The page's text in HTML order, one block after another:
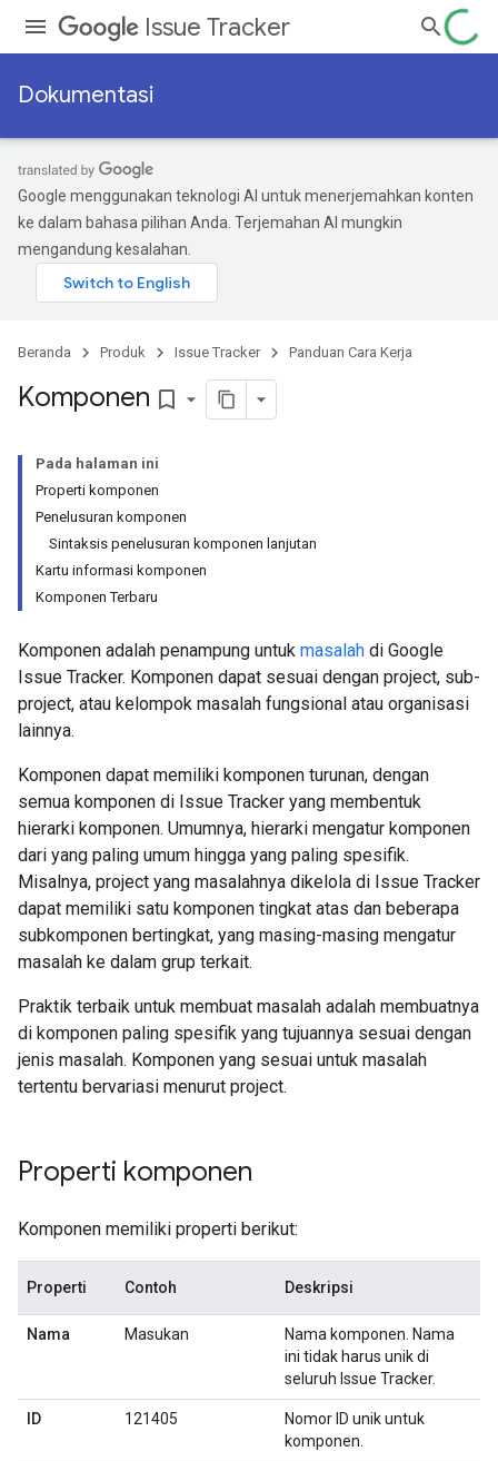
Issue Tracker
Dokumentasi
Google menggunakan teknologi AI untuk menerjemahkan konten
ke dalam bahasa pilihan Anda. Terjemahan AI mungkin
mengandung kesalahan.
Beranda Produk Issue Tracker Panduan Cara Kerja
Komponen bookmark_border
Pada halaman ini
Properti komponen
Penelusuran komponen
Sintaksis penelusuran komponen lanjutan
Kartu informasi komponen
Komponen Terbaru
Komponen adalah penampung untuk masalah di Google
Issue Tracker. Komponen dapat sesuai dengan project, sub-
project, atau kelompok masalah fungsional atau organisasi
lainnya.
Komponen dapat memiliki komponen turunan, dengan
semua komponen di Issue Tracker yang membentuk
hierarki komponen. Umumnya, hierarki mengatur komponen
dari yang paling umum hingga yang paling spesifik.
Misalnya, project yang masalahnya dikelola di Issue Tracker
dapat memiliki satu komponen tingkat atas dan beberapa
subkomponen bertingkat, yang masing-masing mengatur
masalah ke dalam grup terkait.
Praktik terbaik untuk membuat masalah adalah membuatnya
di komponen paling spesifik yang tujuannya sesuai dengan
jenis masalah. Komponen yang sesuai untuk masalah
tertentu bervariasi menurut project.
Properti komponen
Komponen memiliki properti berikut:
Properti Contoh Deskripsi
Nama Masukan
Nama komponen. Nama
ini tidak harus unik di
seluruh Issue Tracker.
ID 121405
Nomor ID unik untuk
komponen.